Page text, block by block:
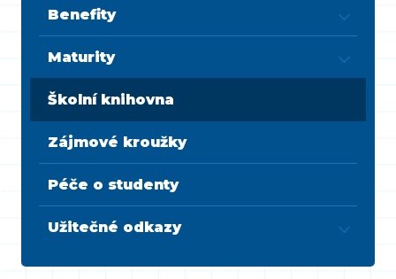
Benefity
Maturity
Školní knihovna
Zájmové kroužky
Péče o studenty
Užitečné odkazy